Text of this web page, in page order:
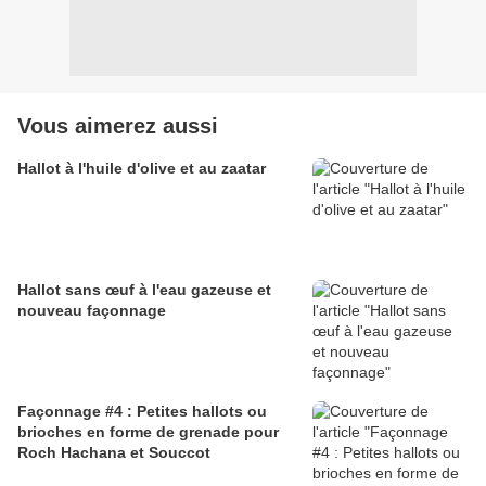
Vous aimerez aussi
Hallot à l'huile d'olive et au zaatar
Hallot sans œuf à l'eau gazeuse et
nouveau façonnage
Façonnage #4 : Petites hallots ou
brioches en forme de grenade pour
Roch Hachana et Souccot